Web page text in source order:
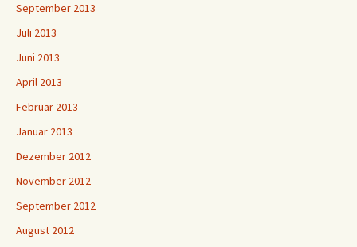
September 2013
Juli 2013
Juni 2013
April 2013
Februar 2013
Januar 2013
Dezember 2012
November 2012
September 2012
August 2012